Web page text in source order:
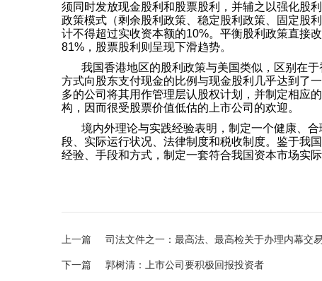
须同时发放现金股利和股票股利，并辅之以强化股
政策模式（剩余股利政策、稳定股利政策、固定股
计不得超过实收资本额的10%。 平衡股利政策直接
81%，股票股利则呈现下滑趋势。
我国香港地区的股利政策与美国类似，区别在
方式向股东支付现金的比例与现金股利几乎达到了
多的公司将其用作管理层认股权计划，并制定相应
构，因而很受股票价值低估的上市公司的欢迎。
境内外理论与实践经验表明，制定一个健康、
段、实际运行状况、法律制度和税收制度。鉴于我
经验、手段和方式，制定一套符合我国资本市场实
上一篇 司法文件之一：最高法、最高检关于办理内幕交
下一篇 郭树清：上市公司要积极回报投资者